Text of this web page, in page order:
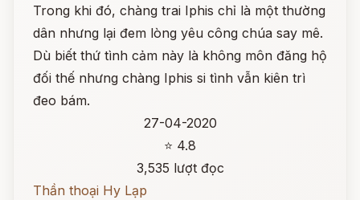
Trong khi đó, chàng trai Iphis chỉ là một thường
dân nhưng lại đem lòng yêu công chúa say mê.
Dù biết thứ tình cảm này là không môn đăng hộ
đối thế nhưng chàng Iphis si tình vẫn kiên trì
đeo bám.
27-04-2020
⭐ 4.8
3,535 lượt đọc
Thần thoại Hy Lạp